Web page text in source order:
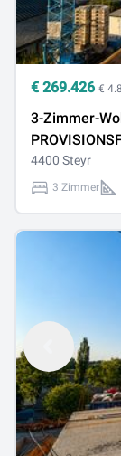
€ 269.426 €
3-Zimmer-
4400 Steyr
3 Zimmer